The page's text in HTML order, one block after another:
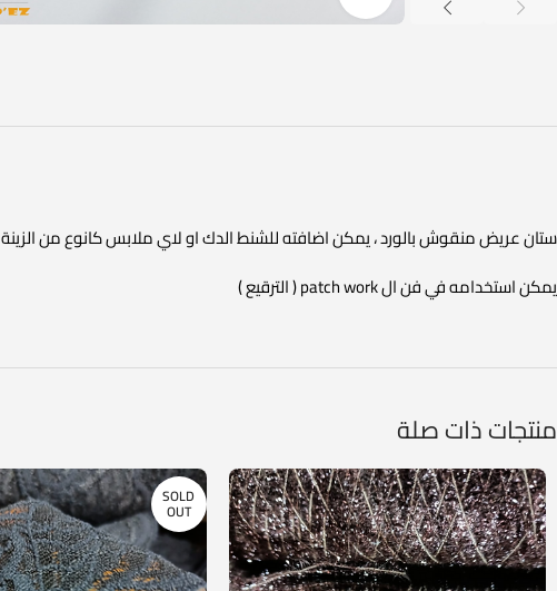
ستان عريض منقوش بالورد ، يمكن اضافته للشنط الدك او لاي ملابس كانوع من الزينة
يمكن استخدامه في فن ال patch work ( الترقيع )
منتجات ذات صلة
SOLD
OUT